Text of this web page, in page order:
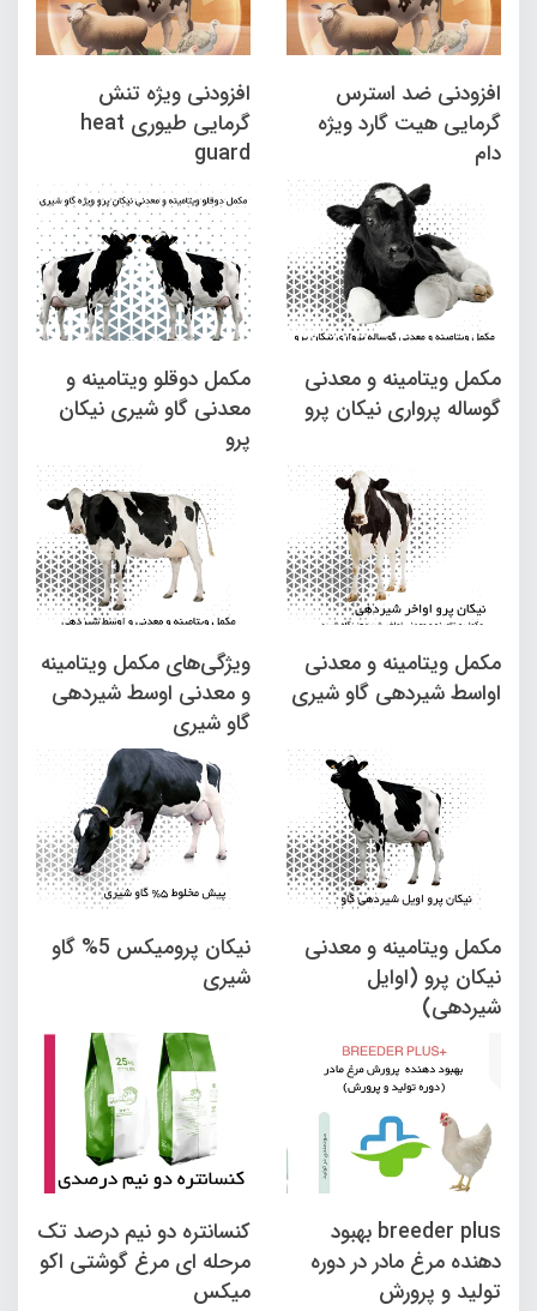
افزودنی ضد استرس
گرمایی هیت گارد ویژه
دام
افزودنی ویژه تنش
گرمایی طیوری heat
guard
مکمل ویتامینه و معدنی
گوساله پرواری نیکان پرو
مکمل دوقلو ویتامینه و
معدنی گاو شیری نیکان
پرو
مکمل ویتامینه و معدنی
اواسط شیردهی گاو شیری
ویژگی­‌های مکمل ویتامینه
و معدنی اوسط شیردهی
گاو شیری
مکمل ویتامینه و معدنی
نیکان پرو (اوایل
شیردهی)
نیکان پرومیکس 5% گاو
شیری
breeder plus بهبود
دهنده مرغ مادر در دوره
تولید و پرورش
کنسانتره دو نیم درصد تک
مرحله ای مرغ گوشتی اکو
میکس